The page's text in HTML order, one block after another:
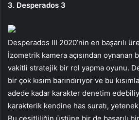
3. Desperados 3
Desperados III 2020’nin en başarılı
İzometrik kamera açısından oynanan
vakitli stratejik bir rol yapma oyunu.
bir çok kısım barındırıyor ve bu
adede kadar karakter denetim
karakterik kendine has suratı,